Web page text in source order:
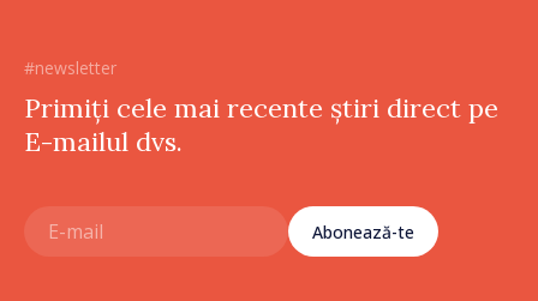
#newsletter
Primiți cele mai recente știri direct pe
E-mailul dvs.
Abonează-te